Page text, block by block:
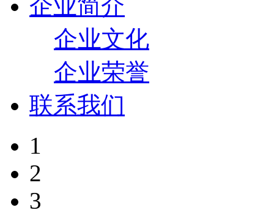
企业简介
企业文化
企业荣誉
联系我们
1
2
3